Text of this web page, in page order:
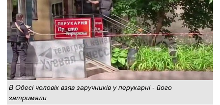
В Одесі чоловік взяв заручників у перукарні - його
затримали